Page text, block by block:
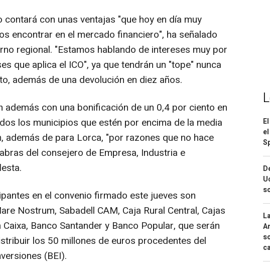
con unas ventajas "que hoy en día muy
encontrar en el mercado financiero", ha señalado
regional. "Estamos hablando de intereses muy por
que aplica el ICO", ya que tendrán un "tope" nunca
además de una devolución en diez años.
además con una bonificación de un 0,4 por ciento en
los municipios que estén por encima de la media
además de para Lorca, "por razones que no hace
del consejero de Empresa, Industria e
en el convenio firmado este jueves son
Nostrum, Sabadell CAM, Caja Rural Central, Cajas
Caixa, Banco Santander y Banco Popular, que serán
los 50 millones de euros procedentes del
(BEI).